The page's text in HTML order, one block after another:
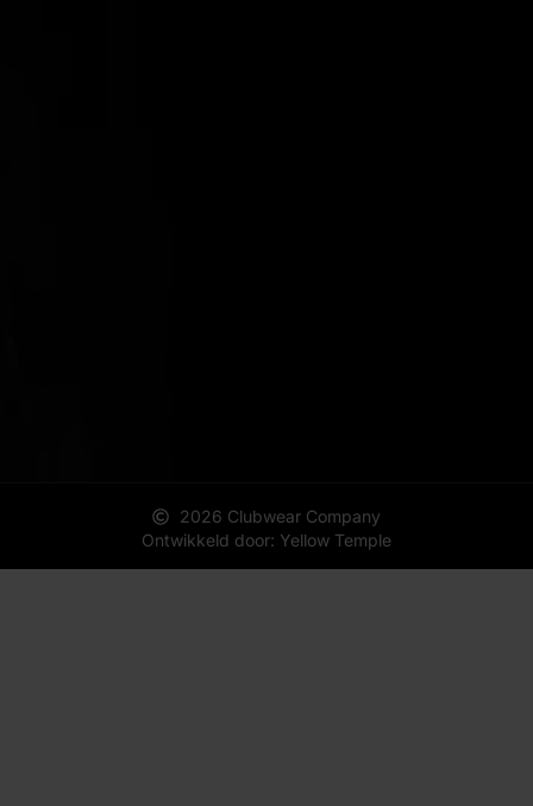
2026 Clubwear Company
Ontwikkeld door: Yellow Temple